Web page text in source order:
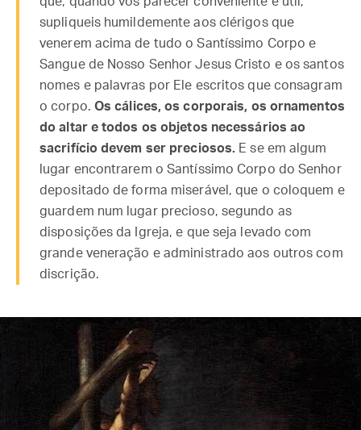
supliqueis humildemente aos clérigos que
venerem acima de tudo o Santíssimo Corpo e
Sangue de Nosso Senhor Jesus Cristo e os santos
nomes e palavras por Ele escritos que consagram
o corpo. Os cálices, os corporais, os ornamentos
do altar e todos os objetos necessários ao
sacrifício devem ser preciosos. E se em algum
lugar encontrarem o Santíssimo Corpo do Senhor
depositado de forma miserável, que o coloquem e
guardem num lugar precioso, segundo as
disposições da Igreja, e que seja levado com
grande veneração e administrado aos outros com
discrição.